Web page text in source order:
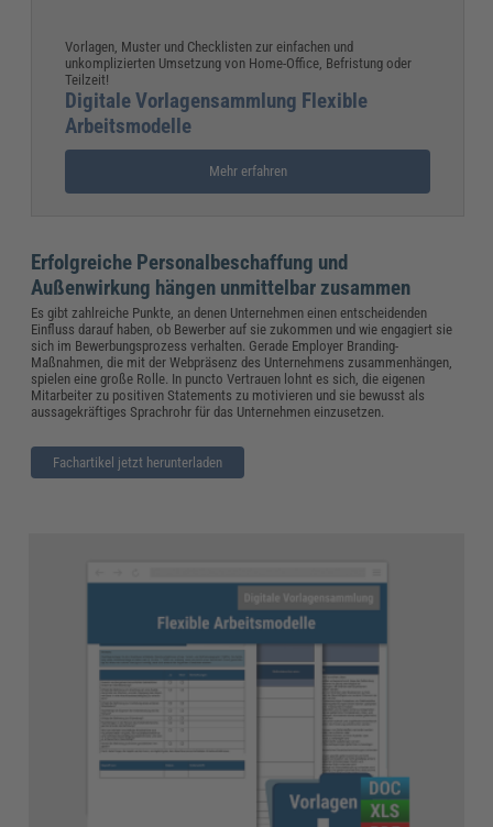
Vorlagen, Muster und Checklisten zur einfachen und
unkomplizierten Umsetzung von Home-Office, Befristung oder
Teilzeit!
Digitale Vorlagensammlung Flexible
Arbeitsmodelle
Mehr erfahren
Erfolgreiche Personalbeschaffung und
Außenwirkung hängen unmittelbar zusammen
Es gibt zahlreiche Punkte, an denen Unternehmen einen entscheidenden
Einfluss darauf haben, ob Bewerber auf sie zukommen und wie engagiert sie
sich im Bewerbungsprozess verhalten. Gerade Employer Branding-
Maßnahmen, die mit der Webpräsenz des Unternehmens zusammenhängen,
spielen eine große Rolle. In puncto Vertrauen lohnt es sich, die eigenen
Mitarbeiter zu positiven Statements zu motivieren und sie bewusst als
aussagekräftiges Sprachrohr für das Unternehmen einzusetzen.
Fachartikel jetzt herunterladen